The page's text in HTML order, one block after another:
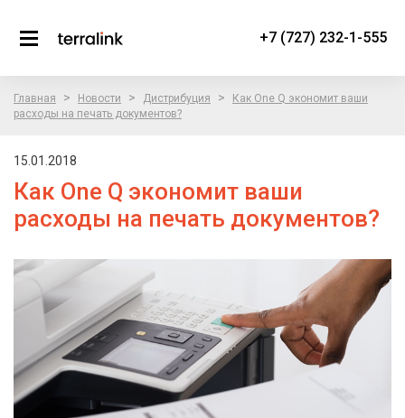
+7 (727) 232-1-555
Главная > Новости > Дистрибуция >
Как One Q экономит ваши
расходы на печать документов?
15.01.2018
Как One Q экономит ваши
расходы на печать документов?